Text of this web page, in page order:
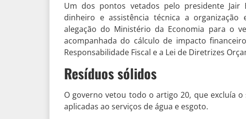
Um dos pontos vetados pelo presidente
dinheiro e assistência técnica a
alegação do Ministério da Economia para o
acompanhada do cálculo de impacto
Responsabilidade Fiscal e a Lei de Diretrizes
Resíduossólidos
O governo vetou todo o artigo 20, que excluía
aplicadas ao serviços de água e esgoto.